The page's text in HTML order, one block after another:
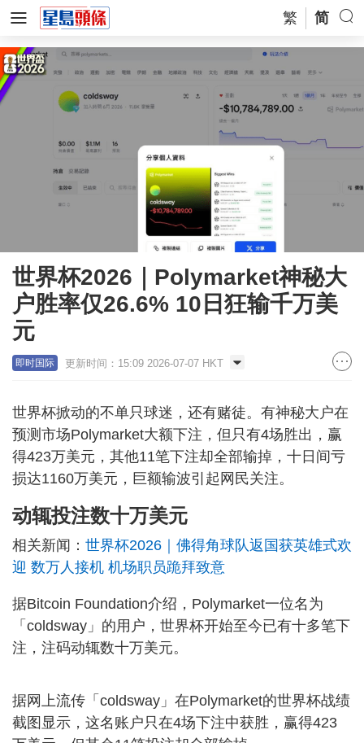
繁 简
世界杯2026｜Polymarket神秘大
户胜率仅26.6% 10日狂输千万美
元
即时国际 更新时间：15:09 2026-07-07 HKT
世界杯掀动的不单只球迷，还有赌徒。有神秘大户在
预测市场Polymarket大额下注，但只有4场胜出，赢
得423万美元，其他11笔下注却全部输掉，十日间亏
损达1160万美元，巨额输波引起网民关注。
动辄投注数十万美元
相关新闻： 世界杯2026｜佛得角球队返国获英雄式欢
迎 数万人接机 机场职员跪拜致意
据Bitcoin Foundation介绍，Polymarket一位名为
「coldsway」的用户，世界杯开始至今已有十多笔下
注，注码动辄数十万美元。
据网上流传「coldsway」在Polymarket的世界杯战绩
截图显示，这名账户只在4场下注中获胜，赢得423